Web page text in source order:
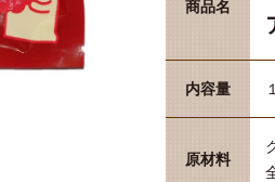
商品名
内容量
原材料